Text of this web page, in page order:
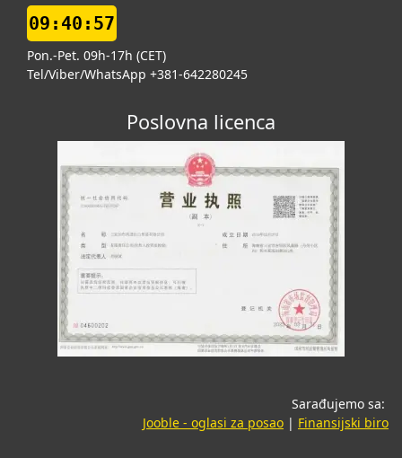
09:40:58
Pon.-Pet. 09h-17h (CET)
Tel/Viber/WhatsApp +381-642280245
Poslovna licenca
Sarađujemo sa:
Jooble - oglasi za posao(opens in a new
| Finansijski biro